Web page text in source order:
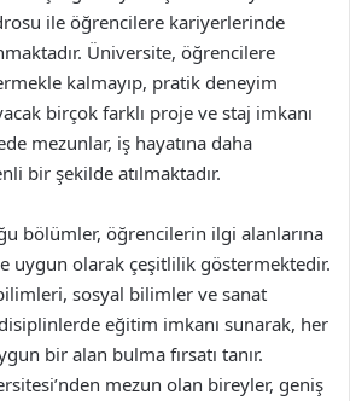
ile öğrencilere kariyerlerinde
Üniversite, öğrencilere
kalmayıp, pratik deneyim
birçok farklı proje ve staj imkanı
mezunlar, iş hayatına daha
bir şekilde atılmaktadır.
bölümler, öğrencilerin ilgi alanlarına
uygun olarak çeşitlilik göstermektedir.
sosyal bilimler ve sanat
eğitim imkanı sunarak, her
bir alan bulma fırsatı tanır.
mezun olan bireyler, geniş